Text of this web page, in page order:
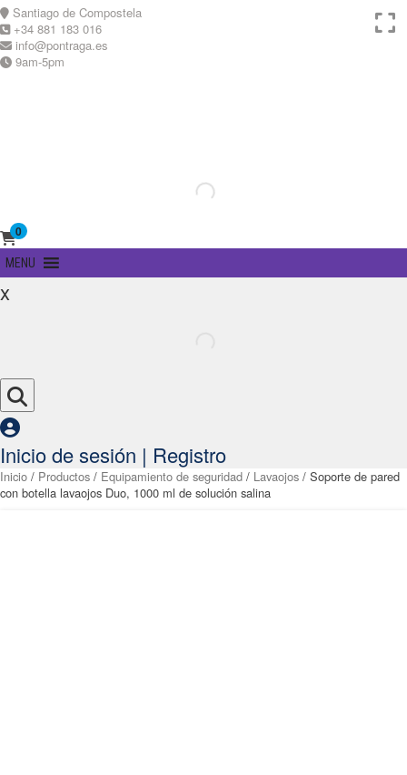
Skip
to
content
Santiago de Compostela
+34 881 183 016
info@pontraga.es
9am-5pm
0
Primary
Menu
MENU
x
Inicio de sesión | Registro
Inicio / Productos / Equipamiento de seguridad / Lavaojos / Soporte de pared
con botella lavaojos Duo, 1000 ml de solución salina